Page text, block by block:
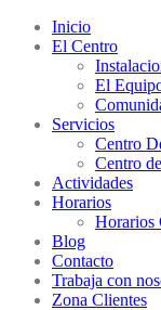
Inicio
El Centro
El
Servicios
Centro
Centro
Actividades
Horarios
Horarios
Blog
Contacto
Trabaja con
Zona Clientes